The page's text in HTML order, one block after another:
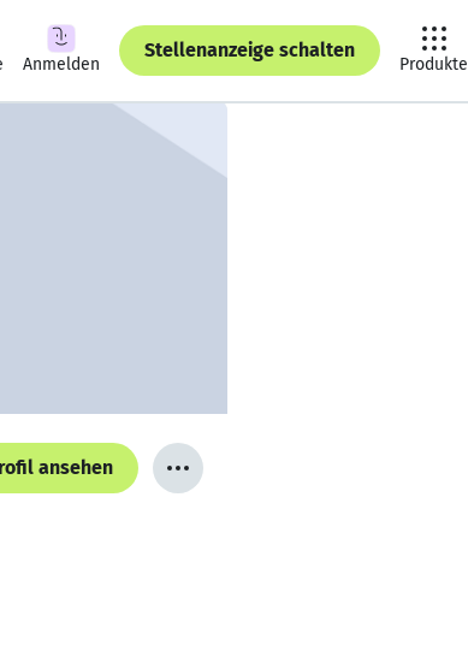
Anmelden
Stellenanzeige schalten
Produkte
ansehen